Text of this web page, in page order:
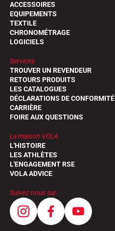
ACCESSOIRES
EQUIPEMENTS
TEXTILE
CHRONOMÉTRAGE
LOGICIELS
Services
TROUVER UN REVENDEUR
RETOURS PRODUITS
LES CATALOGUES
DÉCLARATIONS DE CONFORMITÉ
CARRIÈRE
FOIRE AUX QUESTIONS
La maison VOLA
L'HISTOIRE
LES ATHLÈTES
L'ENGAGEMENT RSE
VOLA ADVICE
Suivez-nous sur